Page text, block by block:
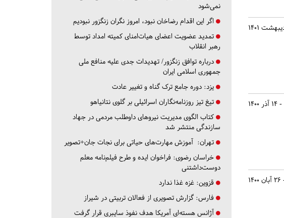
نمی‌شود
اگر این اقدام رضاخان نبود، امروز نگران زنگزور نبودیم
تمدید عضویت اعضای هیات‌امنای کمیته امداد توسط
رهبر انقلاب
درباره توافق زنگزور/ تهدیدات جدی علیه منافع ملی
جمهوری اسلامی ایران
یزد: دوره جامع ترک گناه و تغییر عادت
تیغ تیز روزنامه‌نگاران اسرائیلی بر گلوی نتانیاهو
کتاب الگوی مدیریت نیروهای داوطلب مردمی در جهاد
سازندگی منتشر شد
تهران: آموزش مهارت‌های حیاتی برای نجات جان+تصویر
خراسان رضوی: فراخوان ایده و طرح فیلم‌نامه معلم
دوست‌داشتنی
قزوین: غزه غذا ندارد
فارس: گزارش تصویری از فعالان تربیتی در شیراز
آژانس هسته‌ای آمریکا هدف نفوذ سایبری قرار گرفت